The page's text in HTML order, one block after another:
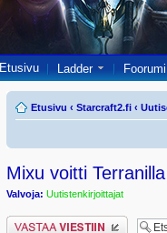
Etusivu Ladder Foorumi
Etusivu ‹ Starcraft2.fi ‹
Mixu voitti
Valvoja: Uutistenkirjoittajat
Lähetä vastaus